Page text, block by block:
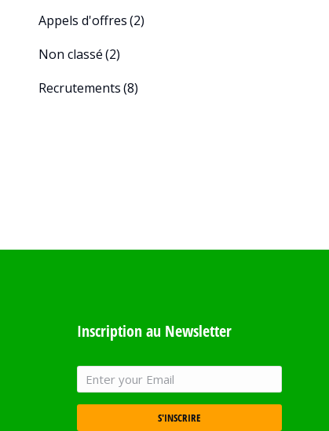
Appels d'offres(2)
Non classé(2)
Recrutements(8)
Inscription au Newsletter
S'INSCRIRE